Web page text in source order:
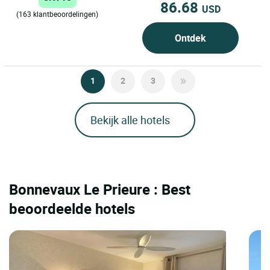
(163 klantbeoordelingen) 86.68 USD
Ontdek
1 2 3
Bekijk alle hotels
Bonnevaux Le Prieure : Best
beoordeelde hotels